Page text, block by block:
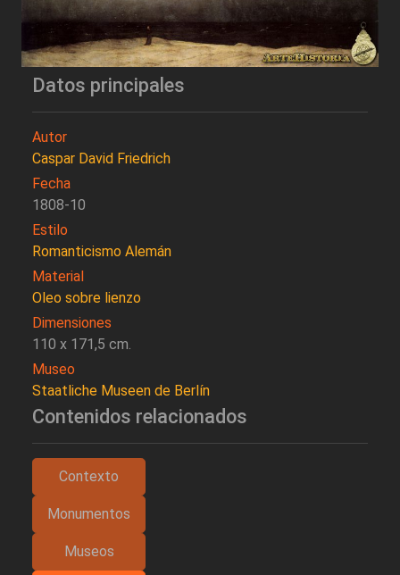
Datos principales
Autor
Caspar David Friedrich
Fecha
1808-10
Estilo
Romanticismo Alemán
Material
Oleo sobre lienzo
Dimensiones
110 x 171,5 cm.
Museo
Staatliche Museen de Berlín
Contenidos relacionados
Contexto
Monumentos
Museos